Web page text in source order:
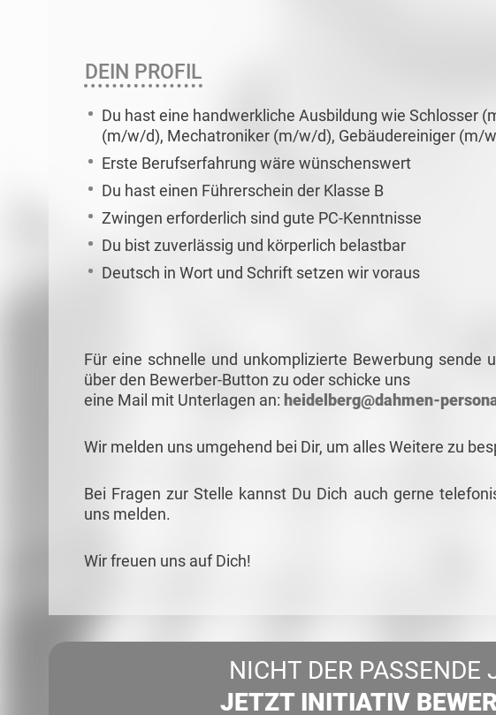
DEIN PROFIL
Du hast eine handwerkliche Ausbildung wie Schlosser
(m/w/d), Mechatroniker (m/w/d), Gebäudereiniger (m/
Erste Berufserfahrung wäre wünschenswert
Du hast einen Führerschein der Klasse B
Zwingen erforderlich sind gute PC-Kenntnisse
Du bist zuverlässig und körperlich belastbar
Deutsch in Wort und Schrift setzen wir voraus
Für eine schnelle und unkomplizierte Bewerbung sende
über den Bewerber-Button zu oder schicke uns
eine Mail mit Unterlagen an: heidelberg@dahmen-
Wir melden uns umgehend bei Dir, um alles Weitere zu
Bei Fragen zur Stelle kannst Du Dich auch gerne
uns melden.
Wir freuen uns auf Dich!
NICHT DER PASSENDE
JETZT INITIATIV